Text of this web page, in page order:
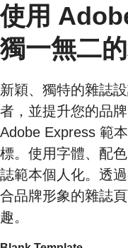
使用
獨一無二的
新穎、獨特的雜誌
者，並提升您的品
Adobe Express 範
標。使用字體、配
誌範本個人化。透
合品牌形象的雜誌
趣。